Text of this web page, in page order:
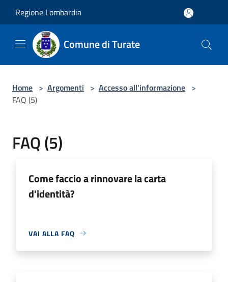
Regione Lombardia
Comune di Turate
Home > Argomenti > Accesso all'informazione >
FAQ (5)
FAQ (5)
Come faccio a rinnovare la carta
d'identità?
VAI ALLA FAQ